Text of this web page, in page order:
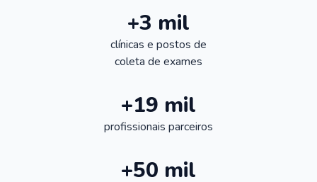
+3 mil
clínicas e postos de
coleta de exames
+19 mil
profissionais parceiros
+50 mil